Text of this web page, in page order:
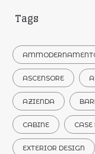
Tags
ASCENSORE
AZIENDA
CABINE CASE
EXTERIOR DESIGN